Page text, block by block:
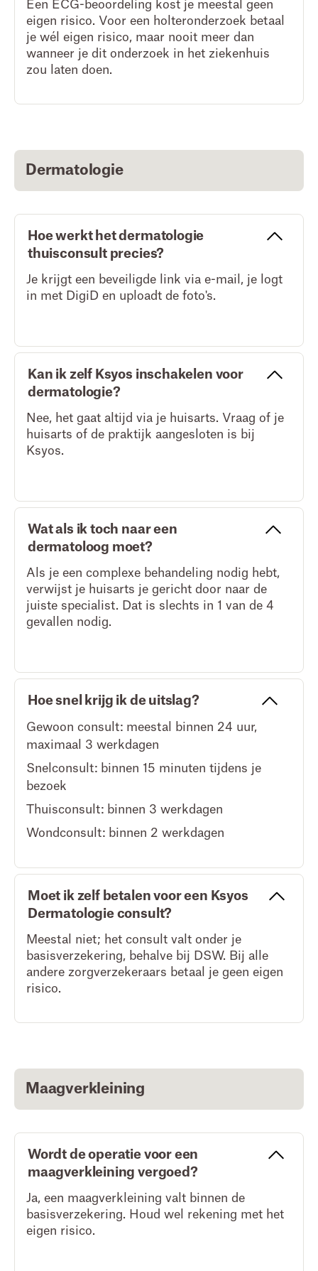
Een ECG-beoordeling kost je meestal geen
eigen risico. Voor een holteronderzoek betaal
je wél eigen risico, maar nooit meer dan
wanneer je dit onderzoek in het ziekenhuis
zou laten doen.
Dermatologie
Hoe werkt het dermatologie
thuisconsult precies?
Je krijgt een beveiligde link via e-mail, je logt
in met DigiD en uploadt de foto's.
Kan ik zelf Ksyos inschakelen voor
dermatologie?
Nee, het gaat altijd via je huisarts. Vraag of je
huisarts of de praktijk aangesloten is bij
Ksyos.
Wat als ik toch naar een
dermatoloog moet?
Als je een complexe behandeling nodig hebt,
verwijst je huisarts je gericht door naar de
juiste specialist. Dat is slechts in 1 van de 4
gevallen nodig.
Hoe snel krijg ik de uitslag?
Gewoon consult: meestal binnen 24 uur,
maximaal 3 werkdagen
Snelconsult: binnen 15 minuten tijdens je
bezoek
Thuisconsult: binnen 3 werkdagen
Wondconsult: binnen 2 werkdagen
Moet ik zelf betalen voor een Ksyos
Dermatologie consult?
Meestal niet; het consult valt onder je
basisverzekering, behalve bij DSW. Bij alle
andere zorgverzekeraars betaal je geen eigen
risico.
Maagverkleining
Wordt de operatie voor een
maagverkleining vergoed?
Ja, een maagverkleining valt binnen de
basisverzekering. Houd wel rekening met het
eigen risico.